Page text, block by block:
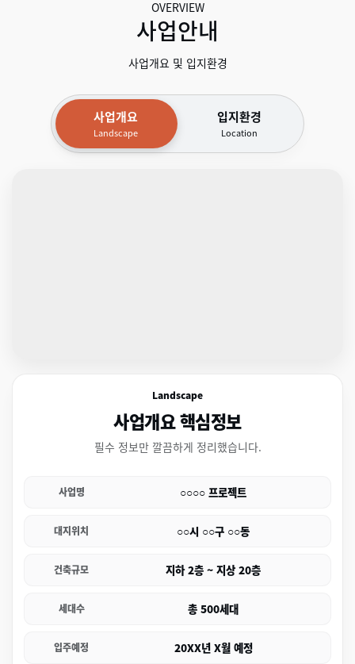
OVERVIEW
사업안내
사업개요 및 입지환경
사업개요
Landscape
입지환경
Location
Landscape
사업개요 핵심정보
필수 정보만 깔끔하게 정리했습니다.
사업명 ○○○○ 프로젝트
대지위치 ○○시 ○○구 ○○동
건축규모 지하 2층 ~ 지상 20층
세대수 총 500세대
입주예정 20XX년 X월 예정